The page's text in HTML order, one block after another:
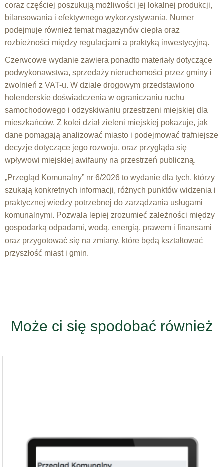
coraz częściej poszukują możliwości jej lokalnej produkcji,
bilansowania i efektywnego wykorzystywania. Numer
podejmuje również temat magazynów ciepła oraz
rozbieżności między regulacjami a praktyką inwestycyjną.
Czerwcowe wydanie zawiera ponadto materiały dotyczące
podwykonawstwa, sprzedaży nieruchomości przez gminy i
zwolnień z VAT-u. W dziale drogowym przedstawiono
holenderskie doświadczenia w ograniczaniu ruchu
samochodowego i odzyskiwaniu przestrzeni miejskiej dla
mieszkańców. Z kolei dział zieleni miejskiej pokazuje, jak
dane pomagają analizować miasto i podejmować trafniejsze
decyzje dotyczące jego rozwoju, oraz przygląda się
wpływowi miejskiej awifauny na przestrzeń publiczną.
„Przegląd Komunalny” nr 6/2026 to wydanie dla tych, którzy
szukają konkretnych informacji, różnych punktów widzenia i
praktycznej wiedzy potrzebnej do zarządzania usługami
komunalnymi. Pozwala lepiej zrozumieć zależności między
gospodarką odpadami, wodą, energią, prawem i finansami
oraz przygotować się na zmiany, które będą kształtować
przyszłość miast i gmin.
Może ci się spodobać również